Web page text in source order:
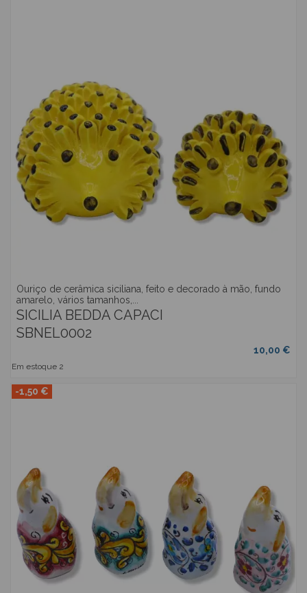
Ouriço de cerâmica siciliana, feito e decorado à mão, fundo
amarelo, vários tamanhos,...
SICILIA BEDDA CAPACI
SBNEL0002
10,00 €
Em estoque 2
-1,50 €